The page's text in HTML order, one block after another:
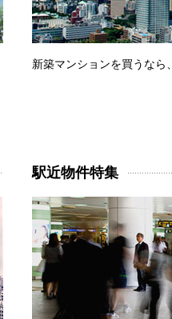
新築マンションを買うなら
駅近物件特集